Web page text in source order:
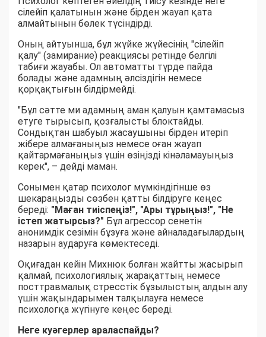
сілейіп қалатынын және бірден жауап қата
алмайтынын бөлек түсіндірді.
Оның айтуынша, бұл жүйке жүйесінің "сілейіп
қалу" (замирание) реакциясы ретінде белгілі
табиғи жауабы. Ол автоматты түрде пайда
болады және адамның әлсіздігін немесе
қорқақтығын білдірмейді.
"Бұл сәтте ми адамның аман қалуын қамтамасыз
етуге тырысып, қозғалысты блоктайды.
Сондықтан шабуыл жасаушыны бірден итеріп
жібере алмағаныңыз немесе оған жауап
қайтармағаныңыз үшін өзіңізді кінәламауыңыз
керек", – дейді маман.
Сонымен қатар психолог мүмкіндігінше өз
шекараңызды сөзбен қатты білдіруге кеңес
береді: "Маған тиіспеңіз!", "Ары тұрыңыз!", "Не
істеп жатырсыз?" Бұл агрессор сенетін
анонимдік сезімін бұзуға және айналадағылардың
назарын аударуға көмектеседі.
Оқиғадан кейін Михнюк болған жайтты жасырып
қалмай, психологиялық жарақаттың немесе
посттравмалық стресстік бұзылыстың алдын алу
үшін жақындарымен талқылауға немесе
психологқа жүгінуге кеңес береді.
Неге куәгерлер араласпайды?